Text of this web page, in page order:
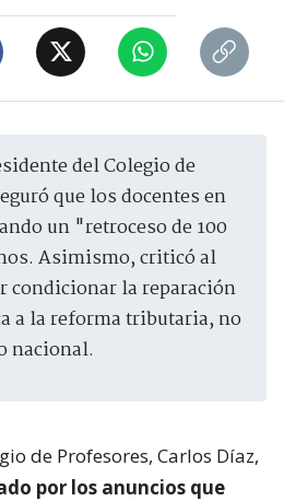
que los docentes en
un "retroceso de 100
Asimismo, criticó al
condicionar la reparación
a la reforma tributaria, no
nacional.
de Profesores, Carlos Díaz,
por los anuncios que